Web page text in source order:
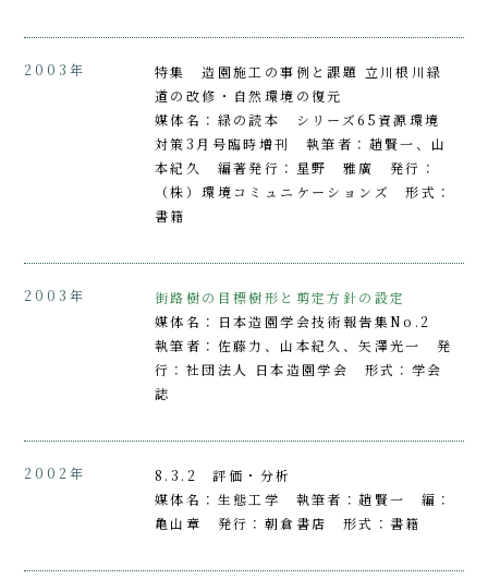
2003年
特集 造園施工の事例と課題 立川根川緑
道の改修・自然環境の復元
媒体名：緑の読本 シリーズ65資源環境
対策3月号臨時増刊 執筆者：趙賢一、山
本紀久 編著発行：星野 雅廣 発行：
（株）環境コミュニケーションズ 形式：
書籍
2003年
街路樹の目標樹形と剪定方針の設定
媒体名：日本造園学会技術報告集No.2
執筆者：佐藤力、山本紀久、矢澤光一 発
行：社団法人 日本造園学会 形式：学会
誌
2002年
8.3.2 評価・分析
媒体名：生態工学 執筆者：趙賢一 編：
亀山章 発行：朝倉書店 形式：書籍